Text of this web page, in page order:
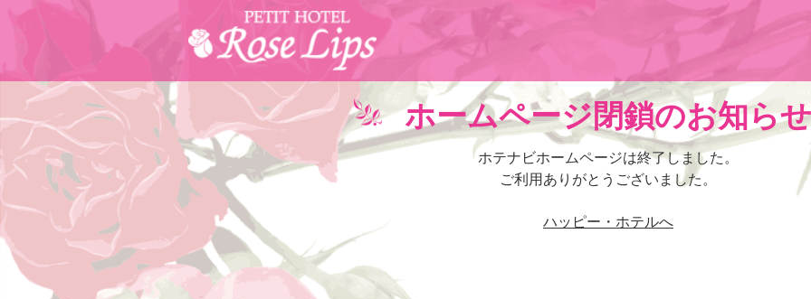
ホームページ閉鎖のお知らせ
ホテナビホームページは終了しました。
ご利用ありがとうございました。
ハッピー・ホテルへ